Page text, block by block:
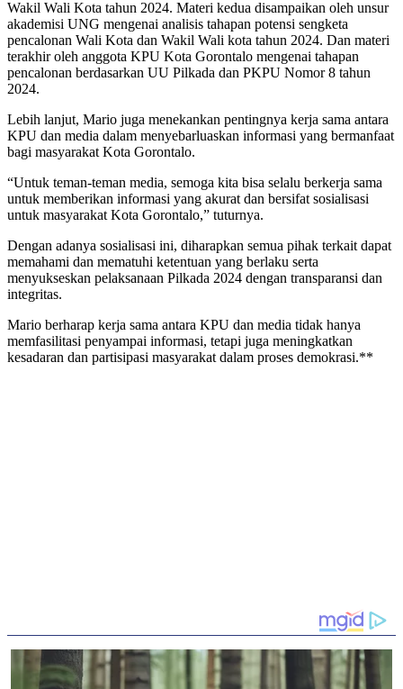
Wakil Wali Kota tahun 2024. Materi kedua disampaikan oleh unsur
akademisi UNG mengenai analisis tahapan potensi sengketa
pencalonan Wali Kota dan Wakil Wali kota tahun 2024. Dan materi
terakhir oleh anggota KPU Kota Gorontalo mengenai tahapan
pencalonan berdasarkan UU Pilkada dan PKPU Nomor 8 tahun
2024.
Lebih lanjut, Mario juga menekankan pentingnya kerja sama antara
KPU dan media dalam menyebarluaskan informasi yang bermanfaat
bagi masyarakat Kota Gorontalo.
“Untuk teman-teman media, semoga kita bisa selalu berkerja sama
untuk memberikan informasi yang akurat dan bersifat sosialisasi
untuk masyarakat Kota Gorontalo,” tuturnya.
Dengan adanya sosialisasi ini, diharapkan semua pihak terkait dapat
memahami dan mematuhi ketentuan yang berlaku serta
menyukseskan pelaksanaan Pilkada 2024 dengan transparansi dan
integritas.
Mario berharap kerja sama antara KPU dan media tidak hanya
memfasilitasi penyampai informasi, tetapi juga meningkatkan
kesadaran dan partisipasi masyarakat dalam proses demokrasi.**